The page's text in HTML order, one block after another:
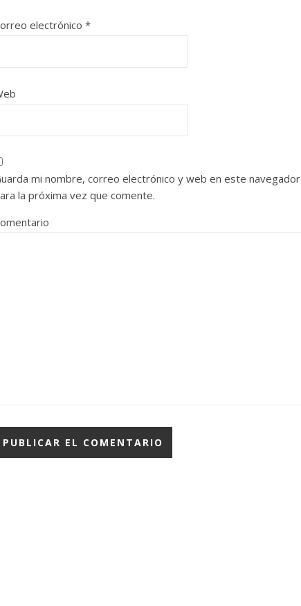
electrónico *
mi nombre, correo electrónico y web en este navegador
la próxima vez que comente.